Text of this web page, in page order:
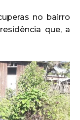
no bairro
que, a